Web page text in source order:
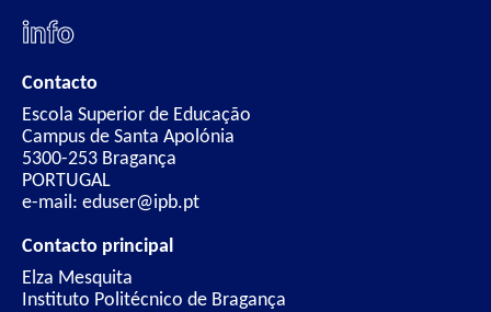
info
Contacto
Escola Superior de Educação
Campus de Santa Apolónia
5300-253 Bragança
PORTUGAL
e-mail: eduser@ipb.pt
Contacto principal
Elza Mesquita
Instituto Politécnico de Bragança